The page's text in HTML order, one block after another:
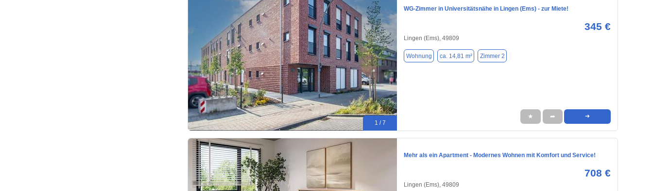
1 / 7
WG-Zimmer in Universitätsnähe in Lingen (Ems) - zur Miete!
345 €
Lingen (Ems), 49809
Wohnung ca. 14,81 m² Zimmer 2
★ ➦ ➜
Mehr als ein Apartment - Modernes Wohnen mit Komfort und Service!
708 €
Lingen (Ems), 49809